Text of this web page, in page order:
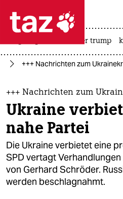
 taz zahl
taz zahl ich
themen
politik
öko
gesellschaft
kultur
usa unter trump
+++ Nachrichten zum
+++ Nachrichten zum
Ukraine
nahe Partei
Die Ukraine verbietet eine
SPD vertagt
von Gerhard Schröder.
werden beschlagnahmt.